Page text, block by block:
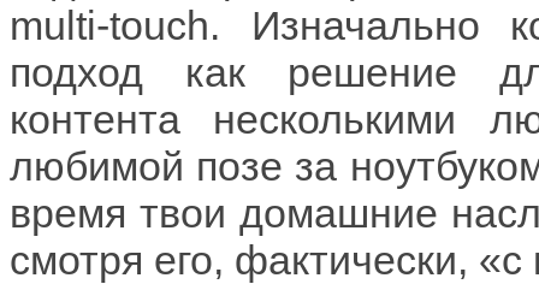
multi-touch. Изначально
подход как решение
контента
любимой позе за
время твои домашние
смотря его, фактически,